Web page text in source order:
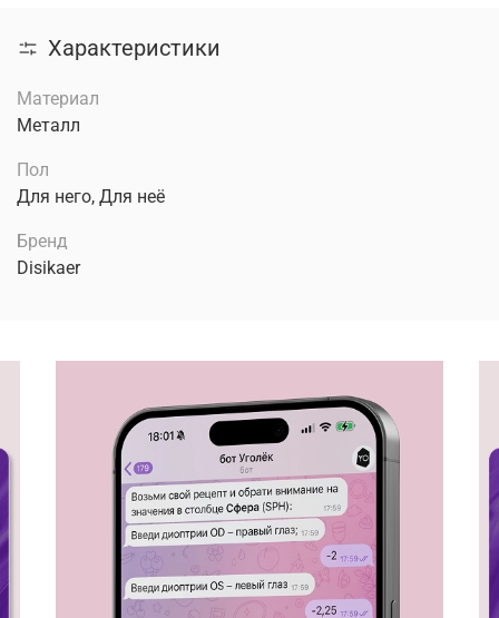
Характеристики
Материал
Металл
Пол
Для него, Для неё
Бренд
Disikaer